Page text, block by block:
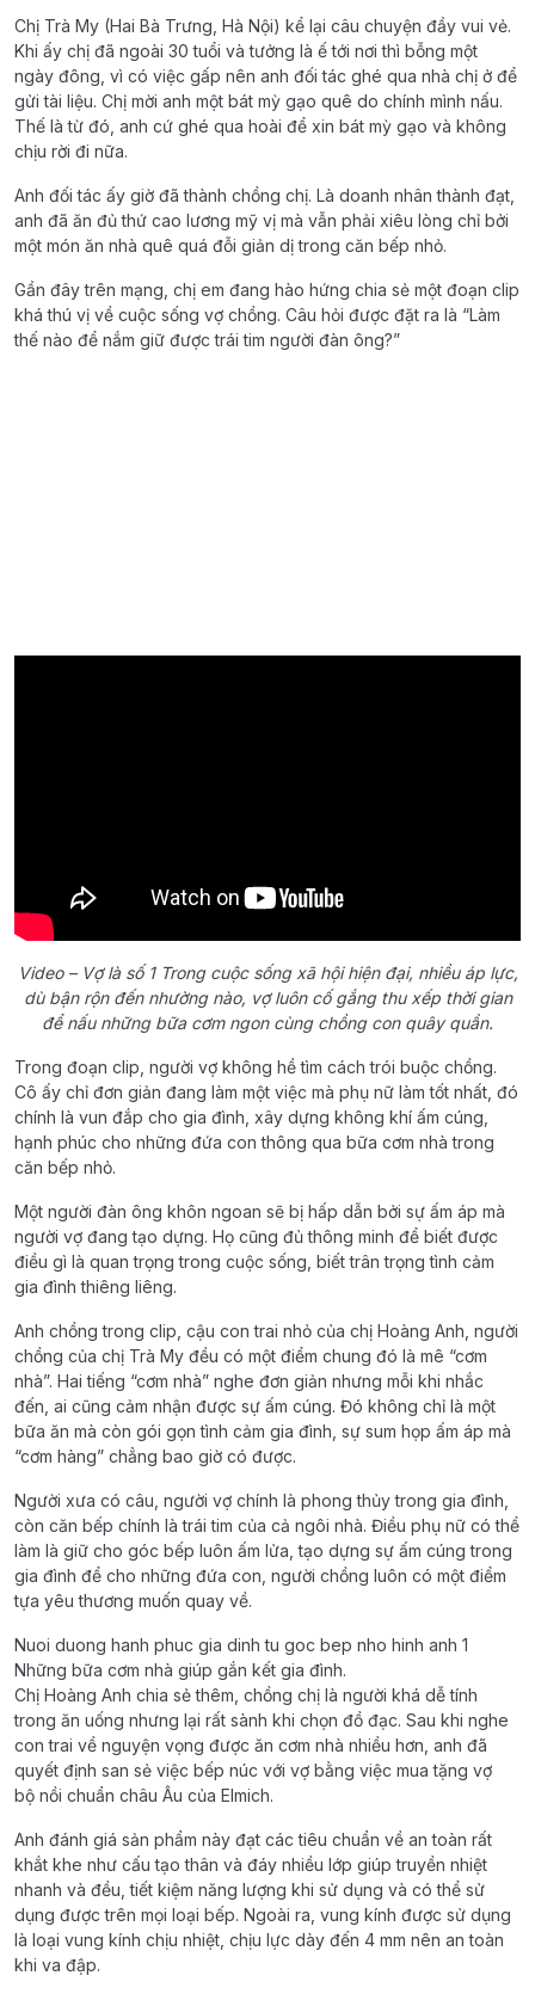
Chị Trà My (Hai Bà Trưng, Hà Nội) kể lại câu chuyện đầy vui vẻ.
Khi ấy chị đã ngoài 30 tuổi và tưởng là ế tới nơi thì bỗng một
ngày đông, vì có việc gấp nên anh đối tác ghé qua nhà chị ở để
gửi tài liệu. Chị mời anh một bát mỳ gạo quê do chính mình nấu.
Thế là từ đó, anh cứ ghé qua hoài để xin bát mỳ gạo và không
chịu rời đi nữa.
Anh đối tác ấy giờ đã thành chồng chị. Là doanh nhân thành đạt,
anh đã ăn đủ thứ cao lương mỹ vị mà vẫn phải xiêu lòng chỉ bởi
một món ăn nhà quê quá đỗi giản dị trong căn bếp nhỏ.
Gần đây trên mạng, chị em đang hào hứng chia sẻ một đoạn clip
khá thú vị về cuộc sống vợ chồng. Câu hỏi được đặt ra là “Làm
thế nào để nắm giữ được trái tim người đàn ông?”
Video – Vợ là số 1 Trong cuộc sống xã hội hiện đại, nhiều áp lực,
dù bận rộn đến nhường nào, vợ luôn cố gắng thu xếp thời gian
để nấu những bữa cơm ngon cùng chồng con quây quần.
Trong đoạn clip, người vợ không hề tìm cách trói buộc chồng.
Cô ấy chỉ đơn giản đang làm một việc mà phụ nữ làm tốt nhất, đó
chính là vun đắp cho gia đình, xây dựng không khí ấm cúng,
hạnh phúc cho những đứa con thông qua bữa cơm nhà trong
căn bếp nhỏ.
Một người đàn ông khôn ngoan sẽ bị hấp dẫn bởi sự ấm áp mà
người vợ đang tạo dựng. Họ cũng đủ thông minh để biết được
điều gì là quan trọng trong cuộc sống, biết trân trọng tình cảm
gia đình thiêng liêng.
Anh chồng trong clip, cậu con trai nhỏ của chị Hoàng Anh, người
chồng của chị Trà My đều có một điểm chung đó là mê “cơm
nhà”. Hai tiếng “cơm nhà” nghe đơn giản nhưng mỗi khi nhắc
đến, ai cũng cảm nhận được sự ấm cúng. Đó không chỉ là một
bữa ăn mà còn gói gọn tình cảm gia đình, sự sum họp ấm áp mà
“cơm hàng” chẳng bao giờ có được.
Người xưa có câu, người vợ chính là phong thủy trong gia đình,
còn căn bếp chính là trái tim của cả ngôi nhà. Điều phụ nữ có thể
làm là giữ cho góc bếp luôn ấm lửa, tạo dựng sự ấm cúng trong
gia đình để cho những đứa con, người chồng luôn có một điểm
tựa yêu thương muốn quay về.
Nuoi duong hanh phuc gia dinh tu goc bep nho hinh anh 1
Những bữa cơm nhà giúp gắn kết gia đình.
Chị Hoàng Anh chia sẻ thêm, chồng chị là người khá dễ tính
trong ăn uống nhưng lại rất sành khi chọn đồ đạc. Sau khi nghe
con trai về nguyện vọng được ăn cơm nhà nhiều hơn, anh đã
quyết định san sẻ việc bếp núc với vợ bằng việc mua tặng vợ
bộ nồi chuẩn châu Âu của Elmich.
Anh đánh giá sản phẩm này đạt các tiêu chuẩn về an toàn rất
khắt khe như cấu tạo thân và đáy nhiều lớp giúp truyền nhiệt
nhanh và đều, tiết kiệm năng lượng khi sử dụng và có thể sử
dụng được trên mọi loại bếp. Ngoài ra, vung kính được sử dụng
là loại vung kính chịu nhiệt, chịu lực dày đến 4 mm nên an toàn
khi va đập.